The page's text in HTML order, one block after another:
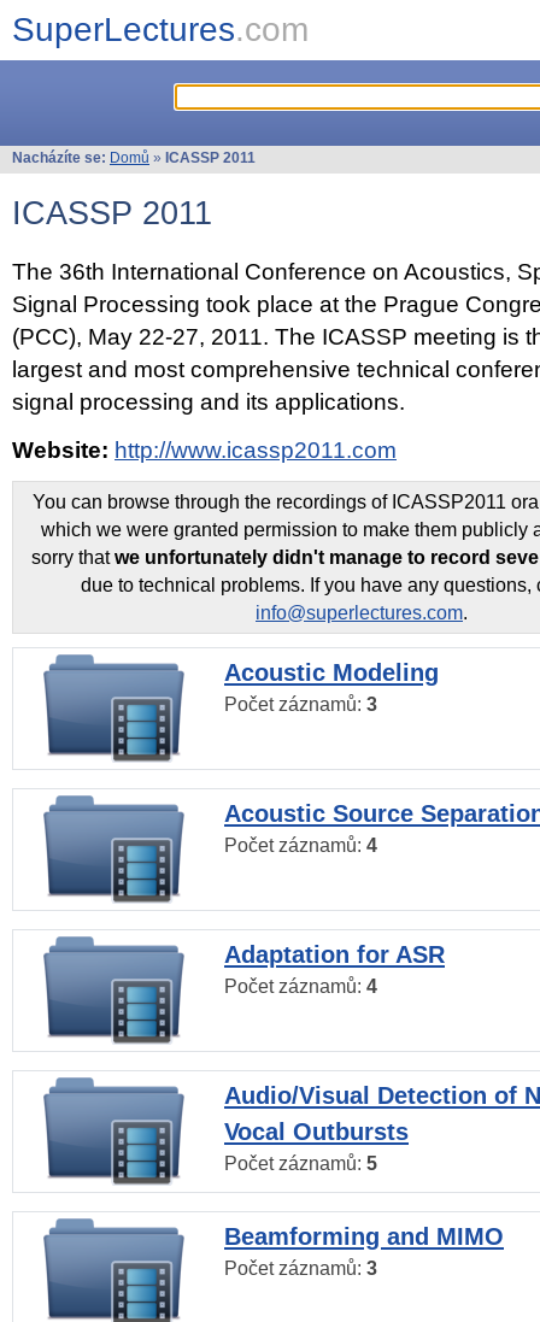
SuperLectures.com
Nacházíte se: Domů » ICASSP 2011
ICASSP 2011
The 36th International Conference on Acoustics,
Signal Processing took place at the Prague
(PCC), May 22-27, 2011. The ICASSP meeting is
largest and most comprehensive technical
signal processing and its applications.
Website: http://www.icassp2011.com
You can browse through the recordings of ICASSP2011
which we were granted permission to make them publicly
sorry thatwe unfortunately didn't manage to record
due to technical problems. If you have any questions,
info@superlectures.com.
Acoustic Modeling
Počet záznamů: 3
Acoustic Source
Počet záznamů: 4
Adaptation for ASR
Počet záznamů: 4
Audio/Visual Detection of
Vocal Outbursts
Počet záznamů: 5
Beamforming and MIMO
Počet záznamů: 3